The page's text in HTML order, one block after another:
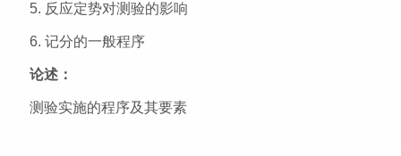
5. 反应定势对测验的影响
6. 记分的一般程序
论述：
测验实施的程序及其要素